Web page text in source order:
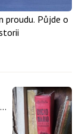
proudu. Půjde o